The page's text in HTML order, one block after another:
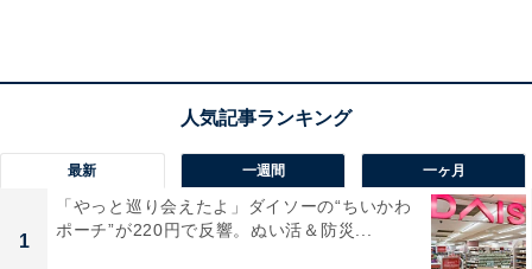
保護者や保育園の先生は、それを100％受け入れてくれ
る存在です。そして最初は泣くだけだった子どもも、1
歳、2歳と年齢が上がるにつれて少しずつ言葉を覚え、
「まんま（ご飯）」と言ったり、「ねんね（眠い）」と
言ったりするようになっていきます。言葉によるコミュ
ニケーションのはじまりです。
最新 一週間 一ヶ月
1
「やっと巡り会えたよ」ダイソーの“ちいかわ
ポーチ”が220円で反響。ぬい活＆防災...